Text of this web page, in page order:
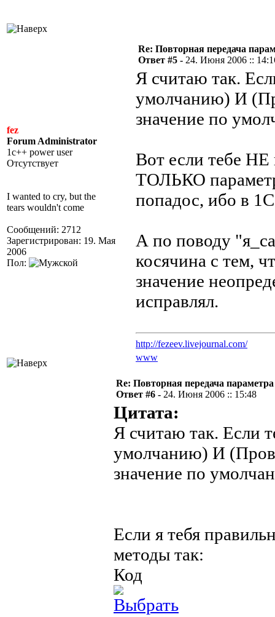
fez
Forum Administrator
1c++ power user
Отсутствует
I wanted to cry, but the
tears wouldn't come
Сообщений: 2712
Зарегистрирован: 19. Мая
2006
Пол:
Re: Повторная передача
Ответ #5 - 24. Июня 2006 ::
Я считаю так.
умолчанию) И
значение по
Вот если тебе
ТОЛЬКО
попадос, ибо в
А по поводу
косячина с тем,
значение
исправлял.
http://fezeev.livejournal.com/
www
Re: Повторная передача
Ответ #6 - 24. Июня 2006 :: 15:48
Цитата:
Я считаю так. Если
умолчанию) И
значение по
Если я тебя
методы так:
Код